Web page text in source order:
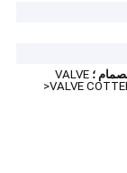
؛ VALVE
VALVE